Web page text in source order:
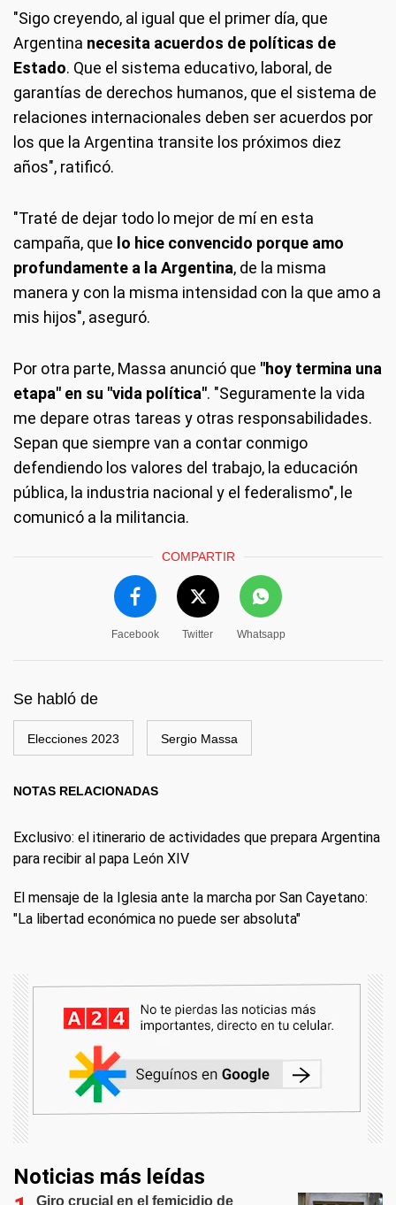
"Sigo creyendo, al igual que el primer día, que
Argentina necesita acuerdos de políticas de
Estado. Que el sistema educativo, laboral, de
garantías de derechos humanos, que el sistema de
relaciones internacionales deben ser acuerdos por
los que la Argentina transite los próximos diez
años", ratificó.
"Traté de dejar todo lo mejor de mí en esta
campaña, que lo hice convencido porque amo
profundamente a la Argentina, de la misma
manera y con la misma intensidad con la que amo a
mis hijos", aseguró.
Por otra parte, Massa anunció que "hoy termina una
etapa" en su "vida política". "Seguramente la vida
me depare otras tareas y otras responsabilidades.
Sepan que siempre van a contar conmigo
defendiendo los valores del trabajo, la educación
pública, la industria nacional y el federalismo", le
comunicó a la militancia.
COMPARTIR
Facebook Twitter Whatsapp
Se habló de
Elecciones 2023 Sergio Massa
NOTAS RELACIONADAS
Exclusivo: el itinerario de actividades que prepara Argentina
para recibir al papa León XIV
El mensaje de la Iglesia ante la marcha por San Cayetano:
"La libertad económica no puede ser absoluta"
Noticias más leídas
Giro crucial en el femicidio de